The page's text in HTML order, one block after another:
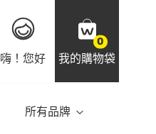
嗨！您好
0
我的購物袋
所有品牌